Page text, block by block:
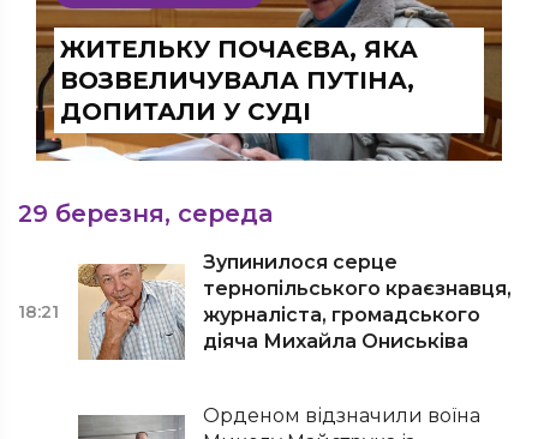
ЖИТЕЛЬКУ ПОЧАЄВА, ЯКА
ВОЗВЕЛИЧУВАЛА ПУТІНА,
ДОПИТАЛИ У СУДІ
29 березня, середа
18:21
Зупинилося серце
тернопільського краєзнавця,
журналіста, громадського
діяча Михайла Ониськіва
Орденом відзначили воїна